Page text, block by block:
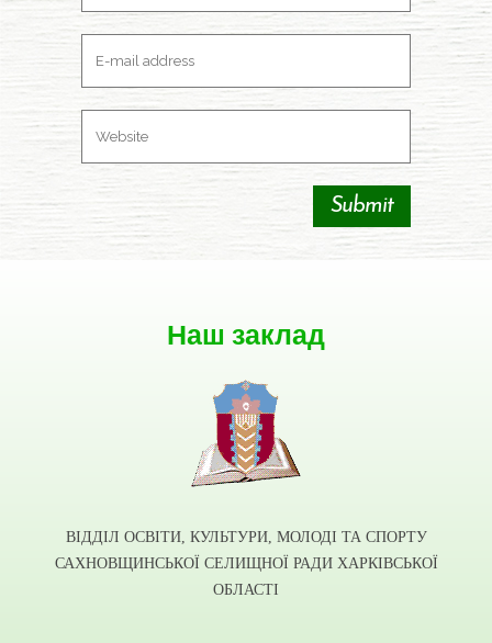
Наш заклад
ВІДДІЛ ОСВІТИ, КУЛЬТУРИ, МОЛОДІ ТА СПОРТУ
САХНОВЩИНСЬКОЇ СЕЛИЩНОЇ РАДИ ХАРКІВСЬКОЇ
ОБЛАСТІ